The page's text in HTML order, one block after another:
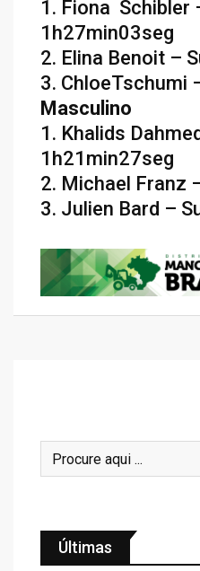
1. Fiona Schibler
1h27min03seg
2. Elina Benoit –
3. ChloeTschumi
Masculino
1. Khalids
1h21min27seg
2. Michael Franz
3. Julien Bard –
Últimas